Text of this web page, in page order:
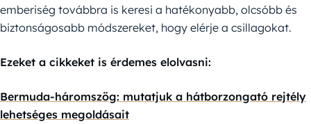
emberiség továbbra is keresi a hatékonyabb, olcsóbb és
biztonságosabb módszereket, hogy elérje a csillagokat.
Ezeket a cikkeket is érdemes elolvasni:
Bermuda-háromszög: mutatjuk a hátborzongató rejtély
lehetséges megoldásait